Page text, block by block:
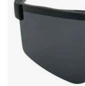
imágenes.